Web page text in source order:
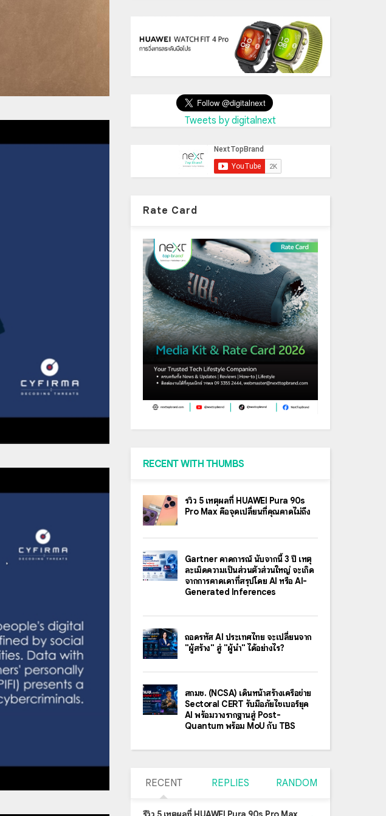
Tweets by digitalnext
Rate Card
RECENT WITH THUMBS
รีวิว 5 เหตุผลที่ HUAWEI Pura 90s
Pro Max คือจุดเปลี่ยนที่คุณคาดไม่ถึง
Gartner คาดการณ์ นับจากนี้ 3 ปี เหตุ
ละเมิดความเป็นส่วนตัวส่วนใหญ่ จะเกิด
จากการคาดเดาที่สรุปโดย AI หรือ AI-
Generated Inferences
ถอดรหัส AI ประเทศไทย จะเปลี่ยนจาก
"ผู้สร้าง" สู่ "ผู้นำ" ได้อย่างไร?
สกมช. (NCSA) เดินหน้าสร้างเครือข่าย
Sectoral CERT รับมือภัยไซเบอร์ยุค
AI พร้อมวางรากฐานสู่ Post-
Quantum พร้อม MoU กับ TBS
RECENT REPLIES RANDOM